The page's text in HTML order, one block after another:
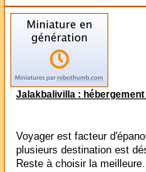
Jalakbalivilla : hébergement
Voyager est facteur
plusieurs destination est
Reste à choisir la